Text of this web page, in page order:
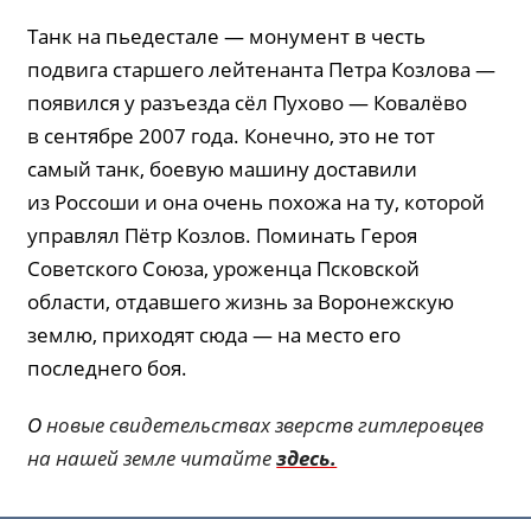
Танк на пьедестале — монумент в честь
подвига старшего лейтенанта Петра Козлова —
появился у разъезда сёл Пухово — Ковалёво
в сентябре 2007 года. Конечно, это не тот
самый танк, боевую машину доставили
из Россоши и она очень похожа на ту, которой
управлял Пётр Козлов. Поминать Героя
Советского Союза, уроженца Псковской
области, отдавшего жизнь за Воронежскую
землю, приходят сюда — на место его
последнего боя.
Оновые свидетельствах зверств гитлеровцев
на нашей земле читайтездесь.